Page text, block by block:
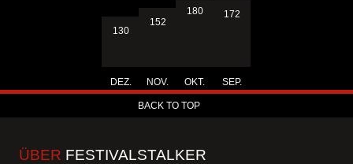
130
DEZ.
152
NOV.
180
OKT.
172
SEP.
BACK TO TOP
ÜBER FESTIVALSTALKER